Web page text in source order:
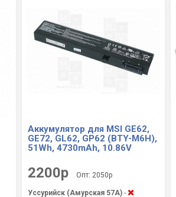
Аккумулятор для MSI GE62,
GE72, GL62, GP62 (BTY-M6H),
51Wh, 4730mAh, 10.86V
2200р Опт: 2050р
Уссурийск (Амурская 57А) -